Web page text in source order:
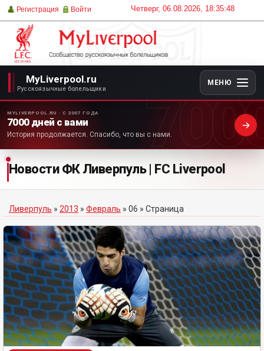
Четверг, 06.08.2026, 18:35:48
Регистрация Войти
MyLiverpool.ru
Русскоязычные болельщики
МЕНЮ
MYLIVERPOOL.RU · С 2007 ГОДА
7000 дней с вами
История продолжается. Спасибо, что вы с нами.
Новости ФК Ливерпуль | FC Liverpool
Ливерпуль » 2013 » Февраль » 06 » Страница